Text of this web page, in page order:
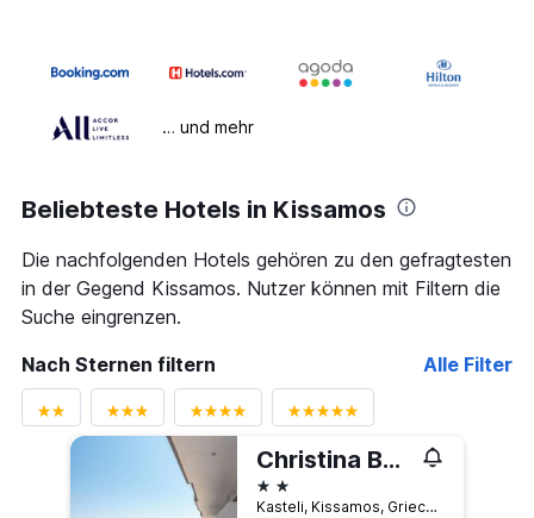
… und mehr
Beliebteste Hotels in Kissamos
Die nachfolgenden Hotels gehören zu den gefragtesten
in der Gegend Kissamos. Nutzer können mit Filtern die
Suche eingrenzen.
Nach Sternen filtern
Alle Filter
Christina Beach Hotel
2 Sterne
Kasteli, Kissamos, Griechenland